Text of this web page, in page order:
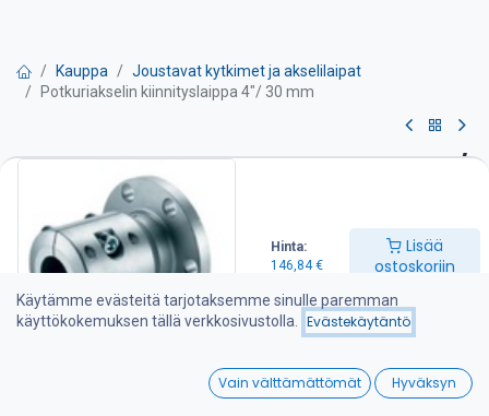
Hinta:
146,84€
Lisää
ostoskoriin
Wishlist
Kauppa
Joustavat kytkimet ja akselilaipat
Potkuriakselin kiinnityslaippa 4"/ 30 mm
Potkuriakselin kiinnityslaippa 4"/
30 mm
Laippa sopii yleisimpiin ZF-Hurth, Velvet-Drive ja Technodrive
merivaihteisiin joissa on 4″ (Ø100 mm) laippa.
Sisäohjaus 63,5 mm
Sopii esim. vaihteelle:7PRM 4", PRM Delta, TMC40, TMC60,
TMC60A, ZF10M, ZF12M, ZF15M, ZF25M
Käytämme evästeitä tarjotaksemme sinulle paremman
käyttökokemuksen tällä verkkosivustolla.
Evästekäytäntö
Vain välttämättömät Hyväksyn